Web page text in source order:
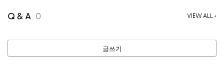
Q & A 0 VIEW ALL +
글쓰기